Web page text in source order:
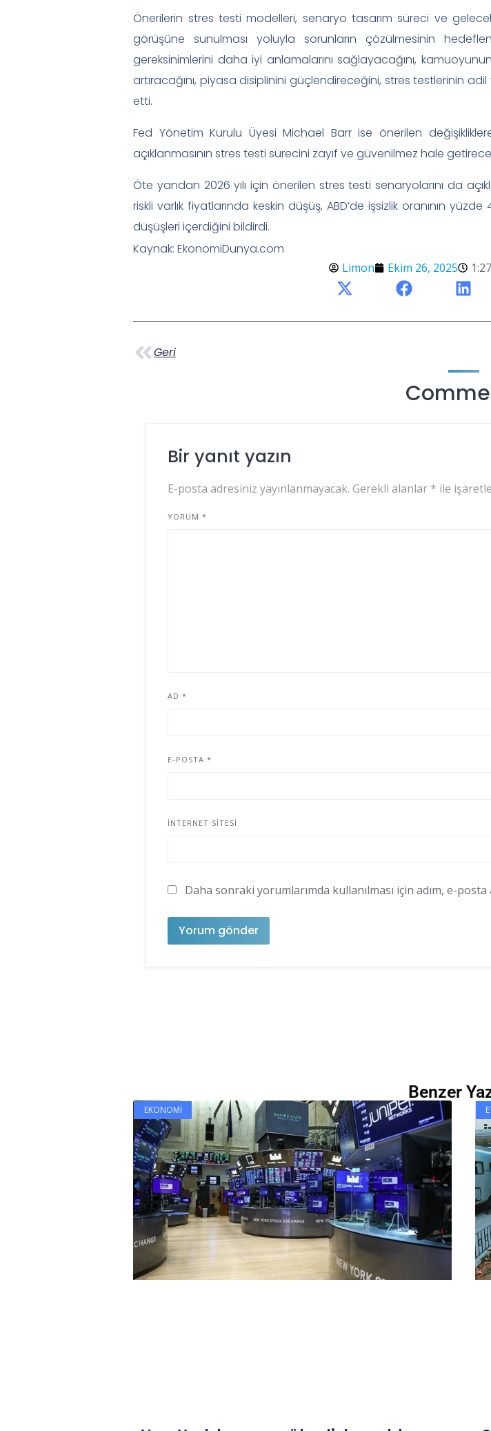
Önerilerin stres testi modelleri, senaryo tasarım süreci ve
görüşüne sunulması yoluyla sorunların çözülmesinin
gereksinimlerini daha iyi anlamalarını sağlayacağını,
artıracağını, piyasa disiplinini güçlendireceğini, stres testlerinin
etti.
Fed Yönetim Kurulu Üyesi Michael Barr ise önerilen
açıklanmasının stres testi sürecini zayıf ve güvenilmez hale
Öte yandan 2026 yılı için önerilen stres testi senaryolarını da
riskli varlık fiyatlarında keskin düşüş, ABD’de işsizlik oranının
düşüşleri içerdiğini bildirdi.
Kaynak: EkonomiDunya.com
Limon Ekim 26, 2025
Geri
Bir yanıt yazın
E-posta adresiniz yayınlanmayacak. Gerekli alanlar * ile
YORUM *
AD *
E-POSTA *
İNTERNET SITESI
Daha sonraki yorumlarımda kullanılması için adım, e-
Benzer
EKONOMI